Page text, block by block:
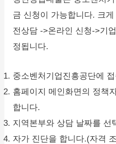
금 신청이 가능합니다. 크
전상담 ->온라인 신청->기
정됩니다.
중소벤처기업진흥공단에
홈페이지 메인화면의 정책
합니다.
지역본부와 상담 날짜를 선
자가 진단을 합니다.(자격